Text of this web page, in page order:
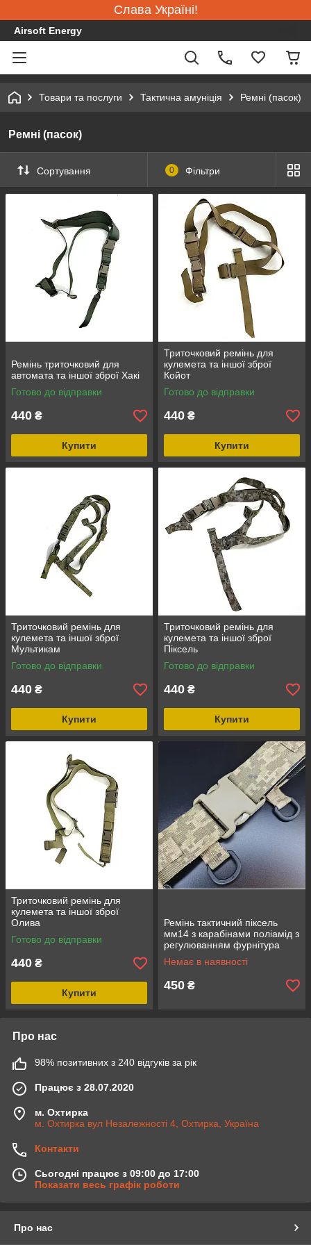
Слава Україні!
Airsoft Energy
Товари та послуги Тактична амуніція Ремні (пасок)
Ремні (пасок)
Сортування 0 Фільтри
Ремінь триточковий для
автомата та іншої зброї Хакі
Готово до відправки
440 ₴
Купити
Триточковий ремінь для
кулемета та іншої зброї
Койот
Готово до відправки
440 ₴
Купити
Триточковий ремінь для
кулемета та іншої зброї
Мультикам
Готово до відправки
440 ₴
Купити
Триточковий ремінь для
кулемета та іншої зброї
Піксель
Готово до відправки
440 ₴
Купити
Триточковий ремінь для
кулемета та іншої зброї
Олива
Готово до відправки
440 ₴
Купити
Ремінь тактичний піксель
мм14 з карабінами поліамід з
регулюванням фурнітура
Woojin 2M
Немає в наявності
450 ₴
Про нас
98% позитивних з 240 відгуків за рік
Працює з 28.07.2020
м. Охтирка
м. Охтирка вул Незалежності 4, Охтирка, Україна
Контакти
Сьогодні працює з 09:00 до 17:00
Показати весь графік роботи
Про нас